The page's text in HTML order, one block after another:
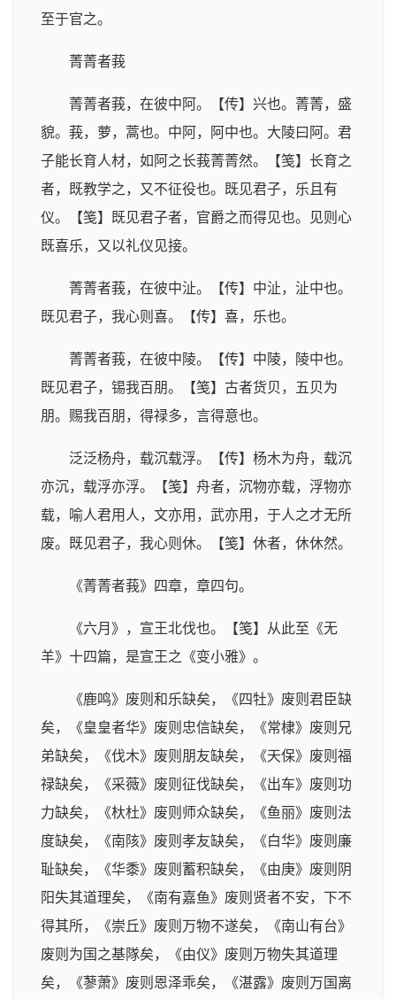
至于官之。
菁菁者莪
菁菁者莪，在彼中阿。【传】兴也。菁菁，盛
貌。莪，萝，蒿也。中阿，阿中也。大陵曰阿。君
子能长育人材，如阿之长莪菁菁然。【笺】长育之
者，既教学之，又不征役也。既见君子，乐且有
仪。【笺】既见君子者，官爵之而得见也。见则心
既喜乐，又以礼仪见接。
菁菁者莪，在彼中沚。【传】中沚，沚中也。
既见君子，我心则喜。【传】喜，乐也。
菁菁者莪，在彼中陵。【传】中陵，陵中也。
既见君子，锡我百朋。【笺】古者货贝，五贝为
朋。赐我百朋，得禄多，言得意也。
泛泛杨舟，载沉载浮。【传】杨木为舟，载沉
亦沉，载浮亦浮。【笺】舟者，沉物亦载，浮物亦
载，喻人君用人，文亦用，武亦用，于人之才无所
废。既见君子，我心则休。【笺】休者，休休然。
《菁菁者莪》四章，章四句。
《六月》，宣王北伐也。【笺】从此至《无
羊》十四篇，是宣王之《变小雅》。
《鹿鸣》废则和乐缺矣，《四牡》废则君臣缺
矣，《皇皇者华》废则忠信缺矣，《常棣》废则兄
弟缺矣，《伐木》废则朋友缺矣，《天保》废则福
禄缺矣，《采薇》废则征伐缺矣，《出车》废则功
力缺矣，《杕杜》废则师众缺矣，《鱼丽》废则法
度缺矣，《南陔》废则孝友缺矣，《白华》废则廉
耻缺矣，《华黍》废则蓄积缺矣，《由庚》废则阴
阳失其道理矣，《南有嘉鱼》废则贤者不安，下不
得其所，《崇丘》废则万物不遂矣，《南山有台》
废则为国之基隊矣，《由仪》废则万物失其道理
矣，《蓼萧》废则恩泽乖矣，《湛露》废则万国离